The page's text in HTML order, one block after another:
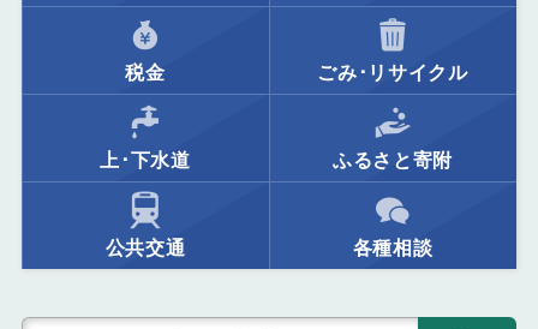
税金 ごみ･リサイクル
上･下水道 ふるさと寄附
公共交通 各種相談